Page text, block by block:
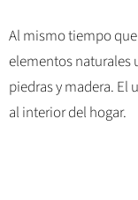
Al mismo tiempo
elementos naturales
piedras y madera. El
al interior del hogar.